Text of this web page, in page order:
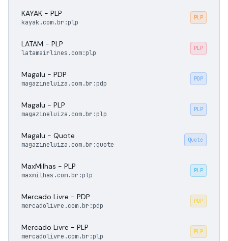
KAYAK - PLP
kayak.com.br:plp
PLP
LATAM - PLP
latamairlines.com:plp
PLP
Magalu - PDP
magazineluiza.com.br:pdp
PDP
Magalu - PLP
magazineluiza.com.br:plp
PLP
Magalu - Quote
magazineluiza.com.br:quote
Quote
MaxMilhas - PLP
maxmilhas.com.br:plp
PLP
Mercado Livre - PDP
mercadolivre.com.br:pdp
PDP
Mercado Livre - PLP
mercadolivre.com.br:plp
PLP